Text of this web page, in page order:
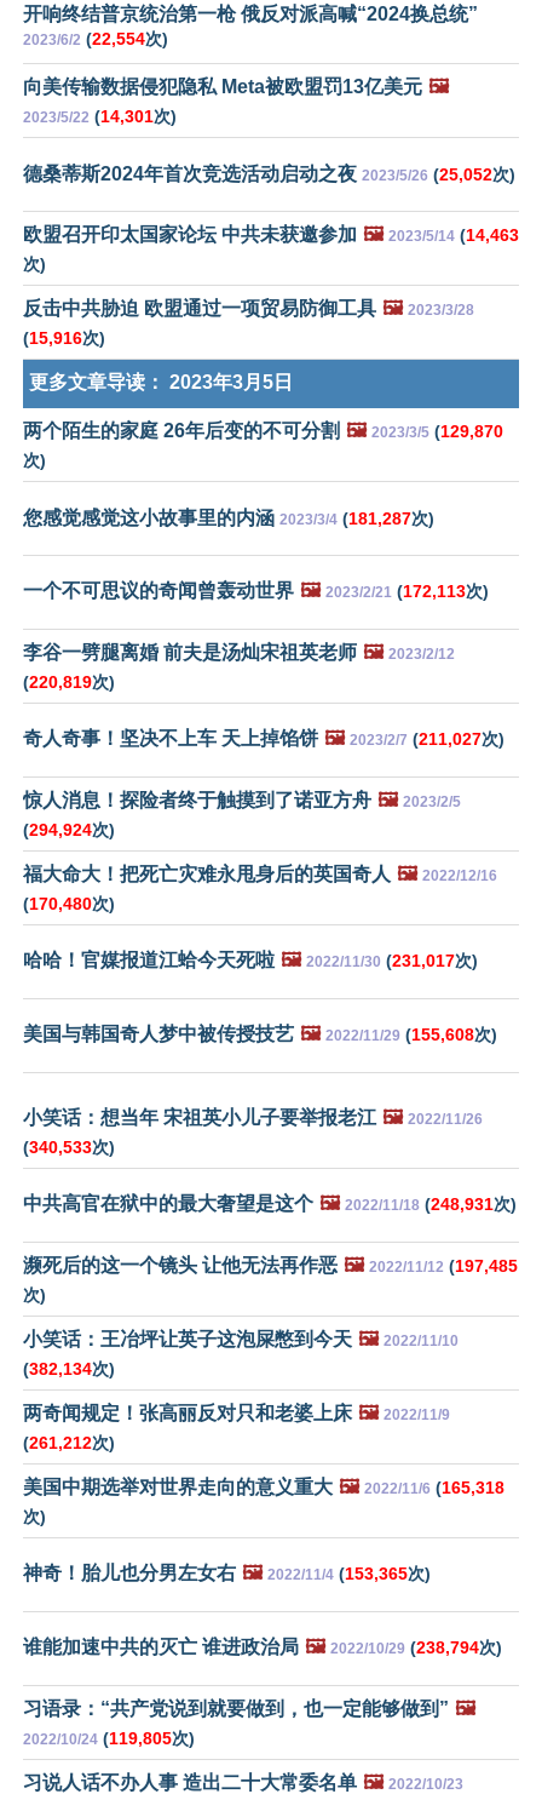
开响终结普京统治第一枪 俄反对派高喊“2024换总统”
2023/6/2 (22,554次)
向美传输数据侵犯隐私 Meta被欧盟罚13亿美元 🖼️
2023/5/22 (14,301次)
德桑蒂斯2024年首次竞选活动启动之夜 2023/5/26 (25,052次)
欧盟召开印太国家论坛 中共未获邀参加 🖼️ 2023/5/14 (14,463
次)
反击中共胁迫 欧盟通过一项贸易防御工具 🖼️ 2023/3/28
(15,916次)
更多文章导读： 2023年3月5日
两个陌生的家庭 26年后变的不可分割 🖼️ 2023/3/5 (129,870
次)
您感觉感觉这小故事里的内涵 2023/3/4 (181,287次)
一个不可思议的奇闻曾轰动世界 🖼️ 2023/2/21 (172,113次)
李谷一劈腿离婚 前夫是汤灿宋祖英老师 🖼️ 2023/2/12
(220,819次)
奇人奇事！坚决不上车 天上掉馅饼 🖼️ 2023/2/7 (211,027次)
惊人消息！探险者终于触摸到了诺亚方舟 🖼️ 2023/2/5
(294,924次)
福大命大！把死亡灾难永甩身后的英国奇人 🖼️ 2022/12/16
(170,480次)
哈哈！官媒报道江蛤今天死啦 🖼️ 2022/11/30 (231,017次)
美国与韩国奇人梦中被传授技艺 🖼️ 2022/11/29 (155,608次)
小笑话：想当年 宋祖英小儿子要举报老江 🖼️ 2022/11/26
(340,533次)
中共高官在狱中的最大奢望是这个 🖼️ 2022/11/18 (248,931次)
濒死后的这一个镜头 让他无法再作恶 🖼️ 2022/11/12 (197,485
次)
小笑话：王冶坪让英子这泡屎憋到今天 🖼️ 2022/11/10
(382,134次)
两奇闻规定！张高丽反对只和老婆上床 🖼️ 2022/11/9
(261,212次)
美国中期选举对世界走向的意义重大 🖼️ 2022/11/6 (165,318
次)
神奇！胎儿也分男左女右 🖼️ 2022/11/4 (153,365次)
谁能加速中共的灭亡 谁进政治局 🖼️ 2022/10/29 (238,794次)
习语录：“共产党说到就要做到，也一定能够做到” 🖼️
2022/10/24 (119,805次)
习说人话不办人事 造出二十大常委名单 🖼️ 2022/10/23